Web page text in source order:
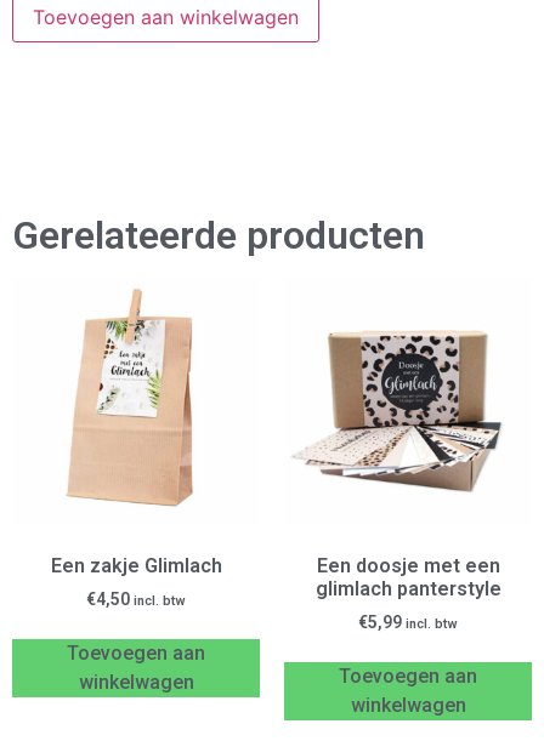
Toevoegen aan winkelwagen
Gerelateerde producten
Een zakje Glimlach
€4,50 incl. btw
Toevoegen aan
winkelwagen
Een doosje met een
glimlach panterstyle
€5,99 incl. btw
Toevoegen aan
winkelwagen